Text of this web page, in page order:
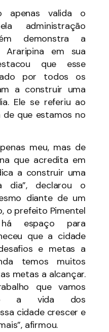
apenas valida o
administração
demonstra a
em sua
que esse
por todos os
a construir uma
Ele se referiu ao
que estamos no
meu, mas de
que acredita em
a construir uma
dia”, declarou o
diante de um
o prefeito Pimentel
espaço para
que a cidade
e metas a
temos muitos
metas a alcançar.
que vamos
a vida dos
cidade crescer e
afirmou.